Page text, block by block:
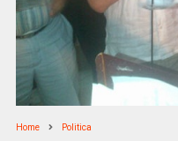
Home Politica